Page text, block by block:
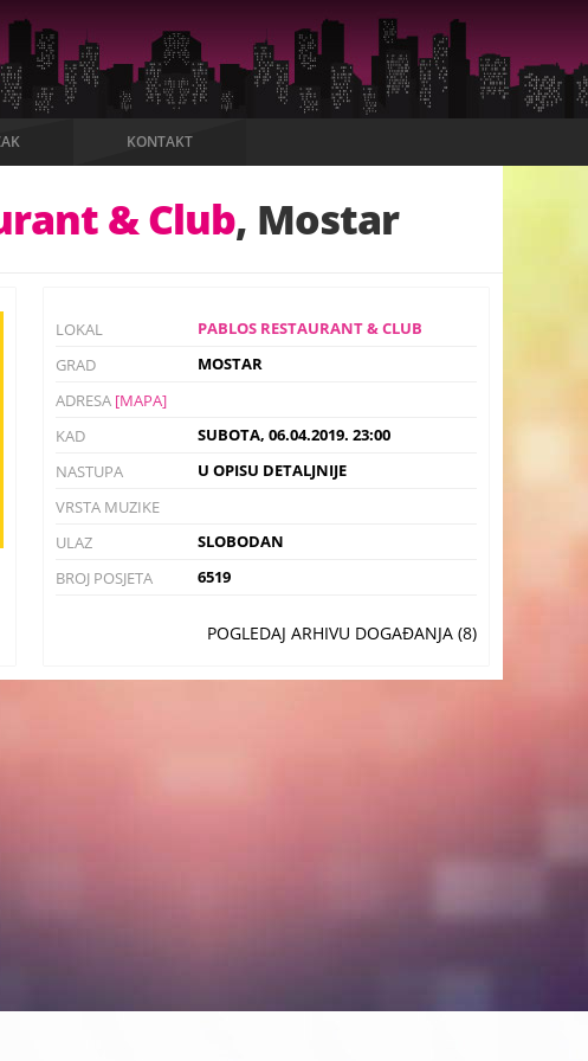
KONTAKT
& Club, Mostar
LOKAL
PABLOS RESTAURANT & CLUB
GRAD
MOSTAR
ADRESA [MAPA]
KAD
SUBOTA, 06.04.2019. 23:00
NASTUPA
U OPISU DETALJNIJE
VRSTA MUZIKE
ULAZ
SLOBODAN
BROJ POSJETA
6519
POGLEDAJ ARHIVU DOGAĐANJA (8)